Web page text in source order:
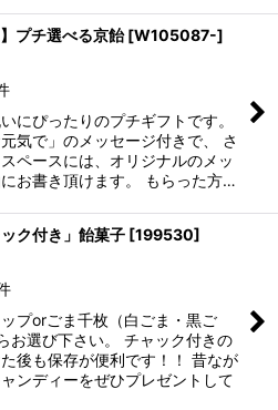
プチ選べる京飴 [W105087-]
にぴったりのプチギフトです。
元気で」のメッセージ付きで、 さ
ペースには、オリジナルのメッ
お書き頂けます。 もらった方…
ク付き」飴菓子 [199530]
プorごま千枚（白ごま・黒ご
お選び下さい。 チャック付きの
後も保存が便利です！！ 昔なが
ンディーをぜひプレゼントして